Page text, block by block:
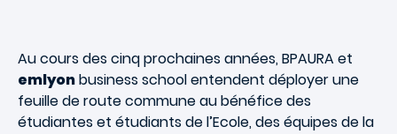
Au cours des cinq prochaines années, BPAURA et
emlyonbusiness school entendent déployer une
feuille de route commune au bénéfice des
étudiantes et étudiants de l’Ecole, des équipes de la